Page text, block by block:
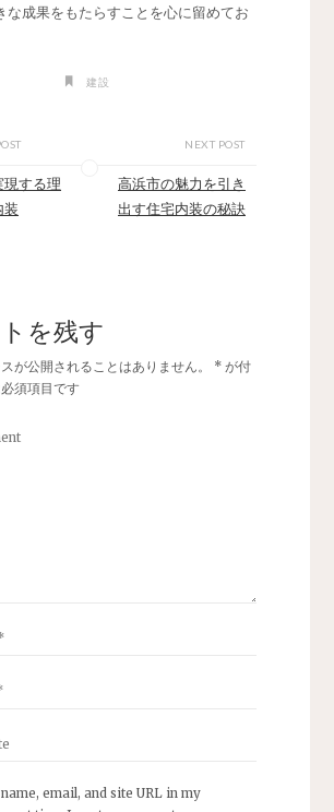
な成果をもたらすことを心に留めてお
建設
する理
装
NEXT POST
高浜市の魅力を引き
出す住宅内装の秘訣
を残す
が公開されることはありません。 *が付
須項目です
email, and site URL in my